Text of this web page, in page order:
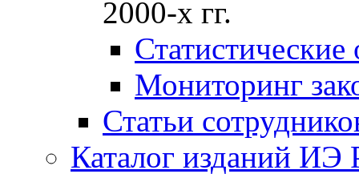
2000-х гг.
Мониторинг
Статьи
Каталог изданий ИЭ